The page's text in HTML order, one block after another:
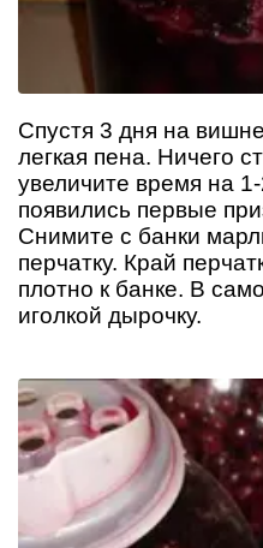
Спустя 3 дня на
легкая пена. Ничего
увеличите время на
появились первые
Снимите с банки
перчатку. Край
плотно к банке. В
иголкой дырочку.